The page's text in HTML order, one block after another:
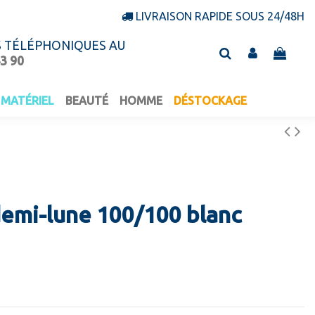
LIVRAISON RAPIDE SOUS 24/48H
TÉLÉPHONIQUES AU
90
MATÉRIEL BEAUTÉ HOMME DÉSTOCKAGE
lune 100/100 blanc